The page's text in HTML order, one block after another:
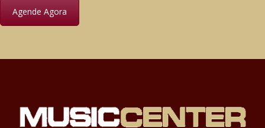
Agende Agora